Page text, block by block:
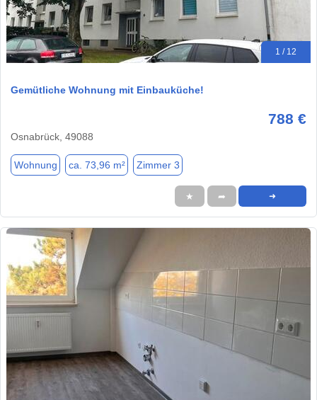
1 / 12
Gemütliche Wohnung mit Einbauküche!
788 €
Osnabrück, 49088
Wohnung ca. 73,96 m² Zimmer 3
★ ➦ ➜